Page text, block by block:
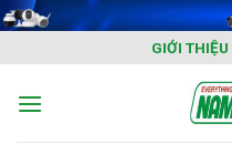
Skip
content
GIỚI